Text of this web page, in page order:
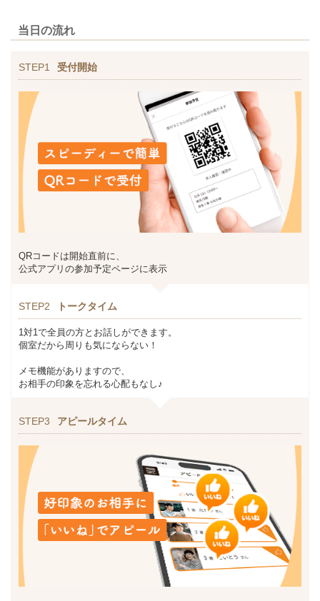
当日の流れ
STEP1 受付開始
QRコードは開始直前に、
公式アプリの参加予定ページに表示
STEP2 トークタイム
1対1で全員の方とお話しができます。
個室だから周りも気にならない！
メモ機能がありますので、
お相手の印象を忘れる心配もなし♪
STEP3 アピールタイム